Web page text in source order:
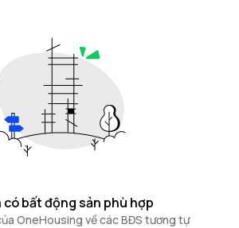
có bất động sản phù hợp
OneHousing về các BĐS tương tự